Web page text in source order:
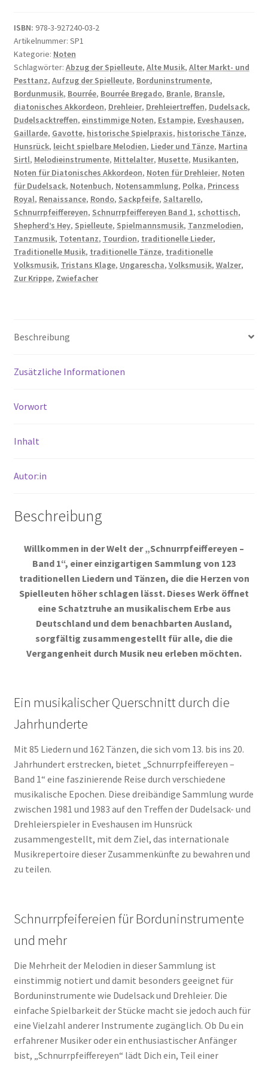
Menge
ISBN: 978-3-927240-03-2
Artikelnummer: SP1
Kategorie: Noten
Schlagwörter: Abzug der Spielleute, Alte Musik, Alter Markt- und
Pesttanz, Aufzug der Spielleute, Borduninstrumente,
Bordunmusik, Bourrée, Bourrée Bregado, Branle, Bransle,
diatonisches Akkordeon, Drehleier, Drehleiertreffen, Dudelsack,
Dudelsacktreffen, einstimmige Noten, Estampie, Eveshausen,
Gaillarde, Gavotte, historische Spielpraxis, historische Tänze,
Hunsrück, leicht spielbare Melodien, Lieder und Tänze, Martina
Sirtl, Melodieinstrumente, Mittelalter, Musette, Musikanten,
Noten für Diatonisches Akkordeon, Noten für Drehleier, Noten
für Dudelsack, Notenbuch, Notensammlung, Polka, Princess
Royal, Renaissance, Rondo, Sackpfeife, Saltarello,
Schnurrpfeiffereyen, Schnurrpfeiffereyen Band 1, schottisch,
Shepherd’s Hey, Spielleute, Spielmannsmusik, Tanzmelodien,
Tanzmusik, Totentanz, Tourdion, traditionelle Lieder,
Traditionelle Musik, traditionelle Tänze, traditionelle
Volksmusik, Tristans Klage, Ungarescha, Volksmusik, Walzer,
Zur Krippe, Zwiefacher
Beschreibung
Zusätzliche Informationen
Vorwort
Inhalt
Autor:in
Beschreibung
Willkommen in der Welt der „Schnurrpfeiffereyen –
Band 1“, einer einzigartigen Sammlung von 123
traditionellen Liedern und Tänzen, die die Herzen von
Spielleuten höher schlagen lässt. Dieses Werk öffnet
eine Schatztruhe an musikalischem Erbe aus
Deutschland und dem benachbarten Ausland,
sorgfältig zusammengestellt für alle, die die
Vergangenheit durch Musik neu erleben möchten.
Ein musikalischer Querschnitt durch die
Jahrhunderte
Mit 85 Liedern und 162 Tänzen, die sich vom 13. bis ins 20.
Jahrhundert erstrecken, bietet „Schnurrpfeiffereyen –
Band 1“ eine faszinierende Reise durch verschiedene
musikalische Epochen. Diese dreibändige Sammlung wurde
zwischen 1981 und 1983 auf den Treffen der Dudelsack- und
Drehleierspieler in Eveshausen im Hunsrück
zusammengestellt, mit dem Ziel, das internationale
Musikrepertoire dieser Zusammenkünfte zu bewahren und
zu teilen.
Schnurrpfeifereien für Borduninstrumente
und mehr
Die Mehrheit der Melodien in dieser Sammlung ist
einstimmig notiert und damit besonders geeignet für
Borduninstrumente wie Dudelsack und Drehleier. Die
einfache Spielbarkeit der Stücke macht sie jedoch auch für
eine Vielzahl anderer Instrumente zugänglich. Ob Du ein
erfahrener Musiker oder ein enthusiastischer Anfänger
bist, „Schnurrpfeiffereyen“ lädt Dich ein, Teil einer